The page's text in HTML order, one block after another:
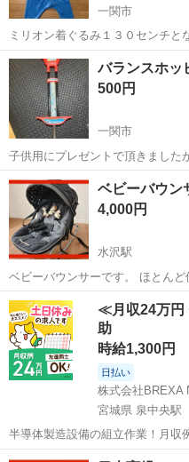
一関市
ミリオン着ぐるみ１３０センチと
なります。
岩手 一関市
バランスホッ
500円
一関市
子供用にプレゼントで頂きました
となります。
岩手 一関市 その他 ホ
ベビーバウン
4,000円
水沢駅
ベビーバウンサーです。 ほとんど
りません。 おもちゃが吊り下げられるトイバーが付属しているのが特
徴です。 背もたれのリクライニ
えることで「ゆりかご（スイング...
岩手 奥州市 水沢駅 ベ
≪月収24万円
助
時給1,300円
日払い
株式会社BREXA
宮城県 泉中央駅
半導体製造設備の組立作業！月
中中！社会保険完備！送迎あり
宮城 泉中央駅 その他